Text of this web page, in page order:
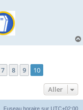
7 8 9 10
Aller
Fuseau horaire sur UTC+02:00